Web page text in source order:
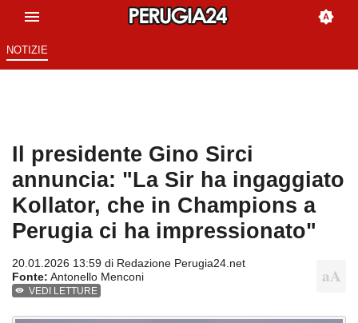
NOTIZIE
Il presidente Gino Sirci
annuncia: "La Sir ha ingaggiato
Kollator, che in Champions a
Perugia ci ha impressionato"
20.01.2026 13:59 di Redazione Perugia24.net
Fonte: Antonello Menconi
VEDI LETTURE